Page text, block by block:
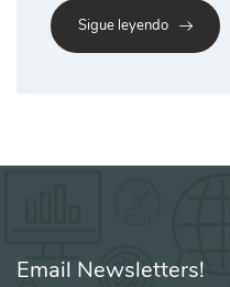
Sigue leyendo
Email Newsletters!